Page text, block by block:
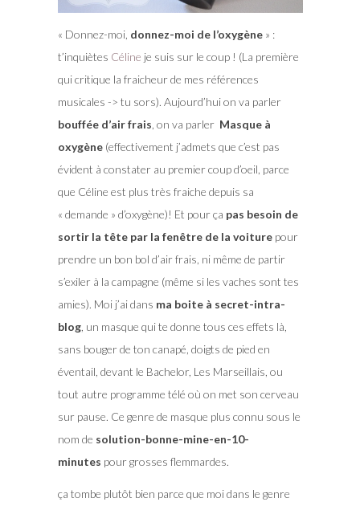
« Donnez-moi, donnez-moi de l’oxygène» :
t’inquiètes Céline je suis sur le coup ! (La première
qui critique la fraicheur de mes références
musicales -> tu sors). Aujourd’hui on va parler
bouffée d’air frais , on va parler Masque à
oxygène(effectivement j’admets que c’est pas
évident à constater au premier coup d’oeil, parce
que Céline est plus très fraiche depuis sa
« demande » d’oxygène)! Et pour ça pas besoin de
sortir la tête par la fenêtre de la voiturepour
prendre un bon bol d’air frais, ni même de partir
s’exiler à la campagne (même si les vaches sont tes
amies). Moi j’ai dans ma boite à secret-intra-
blog, un masque qui te donne tous ces effets là,
sans bouger de ton canapé, doigts de pied en
éventail, devant le Bachelor, Les Marseillais, ou
tout autre programme télé où on met son cerveau
sur pause. Ce genre de masque plus connu sous le
nom de solution-bonne-mine-en-10-
minutes pour grosses flemmardes.
ça tombe plutôt bien parce que moi dans le genre